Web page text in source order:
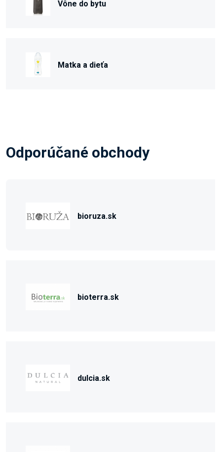
Vône do bytu
Matka a dieťa
Odporúčané obchody
bioruza.sk
bioterra.sk
dulcia.sk